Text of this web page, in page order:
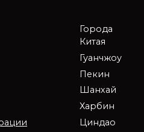
Города
Китая
Гуанчжоу
Пекин
Шанхай
Харбин
Циндао